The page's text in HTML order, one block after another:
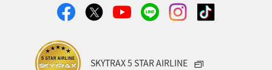
SKYTRAX 5 STAR AIRLINE